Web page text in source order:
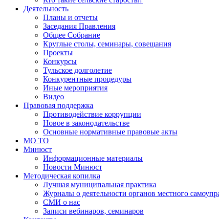
Деятельность
Планы и отчеты
Заседания Правления
Общее Собрание
Круглые столы, семинары, совещания
Проекты
Конкурсы
Тульское долголетие
Конкурентные процедуры
Иные мероприятия
Видео
Правовая поддержка
Противодействие коррупции
Новое в законодательстве
Основные нормативные правовые акты
МО ТО
Минюст
Информационные материалы
Новости Минюст
Методическая копилка
Лучшая муниципальная практика
Журналы о деятельности органов местного
СМИ о нас
Записи вебинаров, семинаров